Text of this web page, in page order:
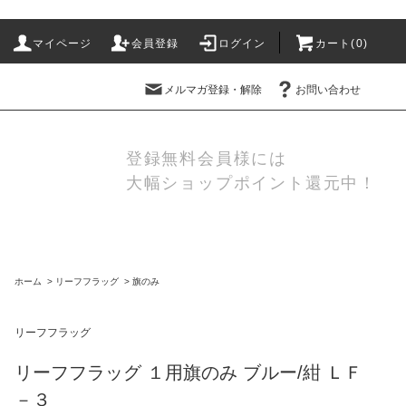
マイページ 会員登録 ログイン カート(0)
メルマガ登録・解除 お問い合わせ
登録無料会員様には
大幅ショップポイント還元中！
ホーム > リーフフラッグ > 旗のみ
リーフフラッグ
リーフフラッグ １用旗のみ ブルー/紺 ＬＦ
－３